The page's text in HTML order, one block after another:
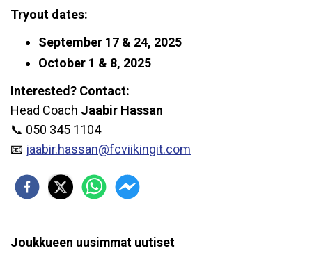
Tryout dates:
September 17 & 24, 2025
October 1 & 8, 2025
Interested? Contact:
Head Coach Jaabir Hassan
📞 050 345 1104
📧 jaabir.hassan@fcviikingit.com
Joukkueen uusimmat uutiset